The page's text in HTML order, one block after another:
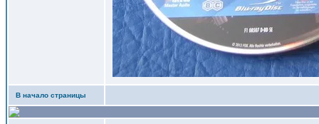
В начало страницы